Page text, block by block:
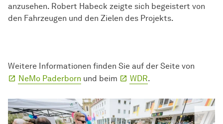
anzusehen. Robert Habeck zeigte sich begeistert von
den Fahrzeugen und den Zielen des Projekts.
Weitere Informationen finden Sie auf der Seite von
NeMo Paderborn und beim WDR.